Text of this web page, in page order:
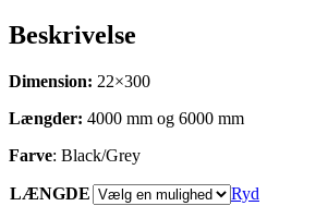
Beskrivelse
Dimension: 22×300
Længder: 4000 mm og 6000 mm
Farve: Black/Grey
LÆNGDE
Ryd